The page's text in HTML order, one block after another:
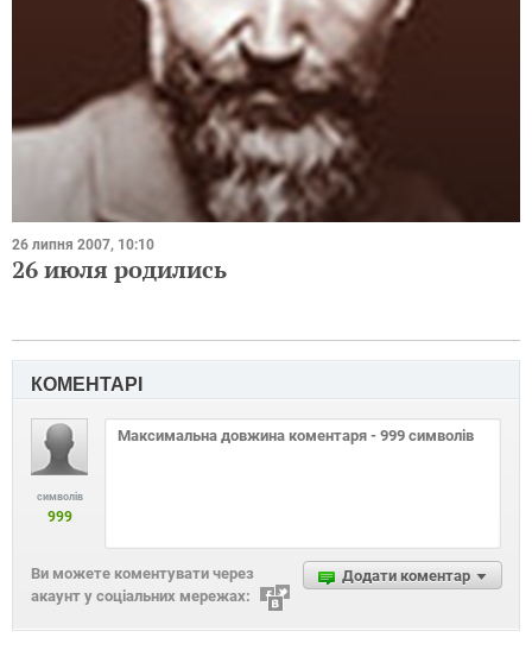
26 липня 2007, 10:10
26 июля родились
КОМЕНТАРІ
символів
999
Додати коментар
Ви можете коментувати через
акаунт у соціальних мережах: